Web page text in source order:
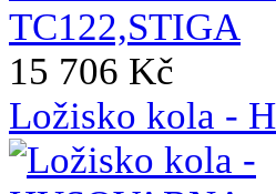
15 706 Kč
Ložisko kola -